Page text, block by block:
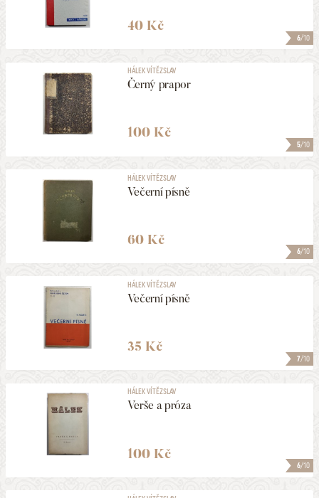
6/10
40 Kč
5/10
HÁLEK VÍTĚZSLAV
Černý prapor
100 Kč
6/10
HÁLEK VÍTĚZSLAV
Večerní písně
60 Kč
7/10
HÁLEK VÍTĚZSLAV
Večerní písně
35 Kč
6/10
HÁLEK VÍTĚZSLAV
Verše a próza
100 Kč